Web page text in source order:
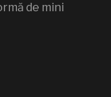
de mini